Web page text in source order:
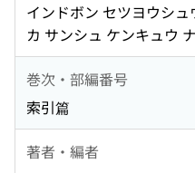
インドボン セツヨウシ
カ サンシュ ケンキュウ
巻次・部編番号
索引篇
著者・編者